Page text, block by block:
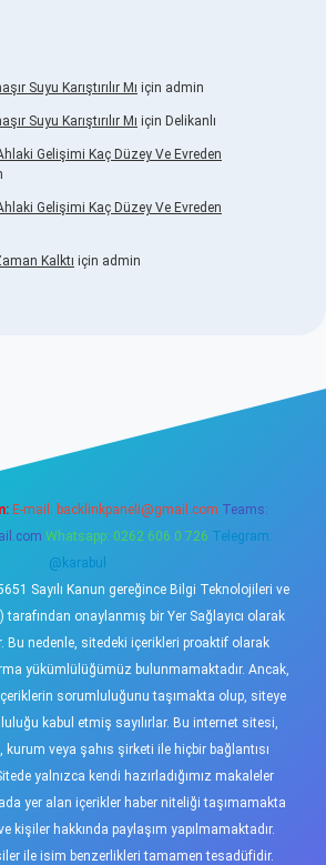
Suyu Karıştırılır Mı için admin
Suyu Karıştırılır Mı için Delikanlı
Gelişimi Kaç Düzey Ve Evreden
Gelişimi Kaç Düzey Ve Evreden
Kalktı için admin
E-mail: backlinkpaneli@gmail.com Teams:
Whatsapp: 0262 606 0 726 Telegram:
@karabul
Sayılı Kanun gereğince Bilgi Teknolojileri ve
tarafından onaylanmış bir Yer Sağlayıcı olarak
Bu nedenle, sitedeki içerikleri proaktif olarak
yükümlülüğümüz bulunmamaktadır. Ancak,
sorumluluğunu taşımakta olup, siteye
kabul etmiş sayılırlar. Bu internet sitesi,
kurum veya şahıs şirketi ile hiçbir bağlantısı
yalnızca kendi hazırladığımız makaleler
yer alan içerikler haber niteliği taşımamakta
kişiler hakkında paylaşım yapılmamaktadır.
ile isim benzerlikleri tamamen tesadüfidir.